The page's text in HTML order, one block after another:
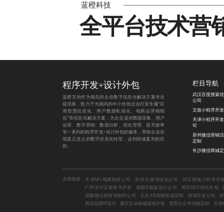
蓝橙科技
全平台技术营
程序开发+设计外包
蓝橙互动作为领先的企业数字信息化解决方案专业
提供商，致力于为国内的中小传统企业打造专属“应
用智慧信息化、用户数据私域化、电商运营精细
化”等信息化解决方案，为企业提供数据采集、用户
运营、数字营销、数据分析、优化管理、提升效率
等一系列的程序开发+设计外包的服务，帮助企业实
现真正意义的数字信息化转型，达到快速盈利的目
的。
栏目导航
武汉百度搜索
公司
文旅小程序开发
天津小程序开
司
苏州微信营销
定制
长沙微信商城
友情链接： 天津MG视频制作公司 苏州关键词优化公司
武汉商城小程序开
广州支付宝财富号开发
成都X展架设计公司 西安SEO优化外包
成都微信表情包制作公司
北京AR营销游戏定制 商城开发公司
西安品牌IP设计
重庆互动体感游戏开发 贵阳公众号功能定制 天津